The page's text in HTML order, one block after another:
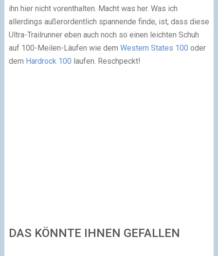
ihn hier nicht vorenthalten. Macht was her. Was ich
allerdings außerordentlich spannende finde, ist, dass diese
Ultra-Trailrunner eben auch noch so einen leichten Schuh
auf 100-Meilen-Läufen wie dem Western States 100 oder
dem Hardrock 100 laufen. Reschpeckt!
DAS KÖNNTE IHNEN GEFALLEN